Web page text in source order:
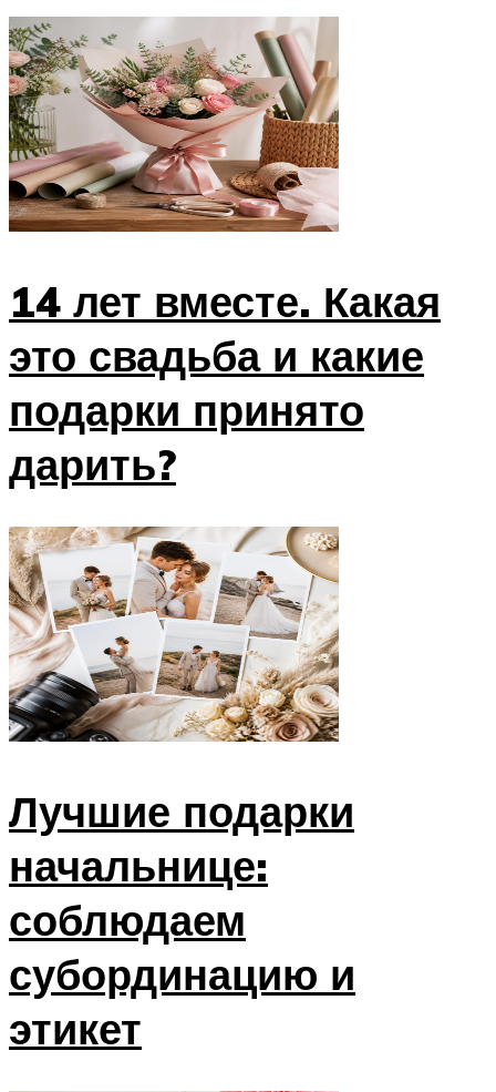
Меню
14 лет вместе. Какая
это свадьба и какие
подарки принято
дарить?
Лучшие подарки
начальнице:
соблюдаем
субординацию и
этикет